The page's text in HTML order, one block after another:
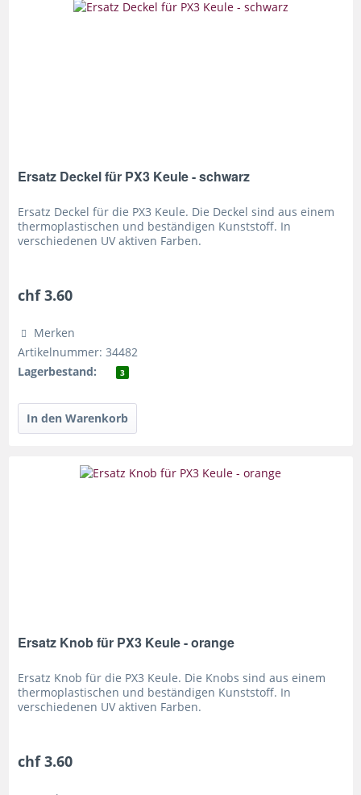
Ersatz Deckel für PX3 Keule - schwarz
Ersatz Deckel für die PX3 Keule. Die Deckel sind aus einem
thermoplastischen und beständigen Kunststoff. In
verschiedenen UV aktiven Farben.
chf 3.60
Merken
Artikelnummer: 34482
Lagerbestand:
3
Ersatz Knob für PX3 Keule - orange
Ersatz Knob für die PX3 Keule. Die Knobs sind aus einem
thermoplastischen und beständigen Kunststoff. In
verschiedenen UV aktiven Farben.
chf 3.60